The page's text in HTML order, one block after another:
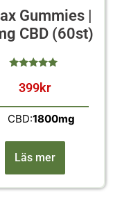
Gummies |
CBD (60st)
av 5
399kr
CBD:1800mg
Läs mer